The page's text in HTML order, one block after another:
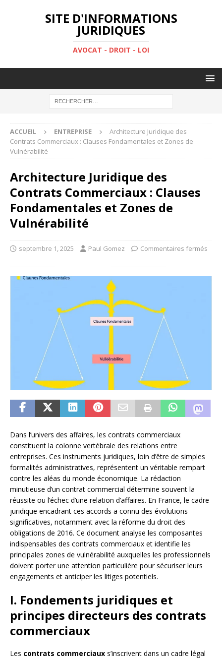
SITE D'INFORMATIONS
JURIDIQUES
AVOCAT - DROIT - LOI
ACCUEIL ENTREPRISE
Architecture Juridique des
Contrats Commerciaux : Clauses Fondamentales et Zones de
Vulnérabilité
Architecture Juridique des
Contrats Commerciaux : Clauses
Fondamentales et Zones de
Vulnérabilité
septembre 1, 2025 Paul Gomez Commentaires fermés
Dans l’univers des affaires, les contrats commerciaux
constituent la colonne vertébrale des relations entre
entreprises. Ces instruments juridiques, loin d’être de simples
formalités administratives, représentent un véritable rempart
contre les aléas du monde économique. La rédaction
minutieuse d’un contrat commercial détermine souvent la
réussite ou l’échec d’une relation d’affaires. En France, le cadre
juridique encadrant ces accords a connu des évolutions
significatives, notamment avec la réforme du droit des
obligations de 2016. Ce document analyse les composantes
indispensables des contrats commerciaux et identifie les
principales zones de vulnérabilité auxquelles les professionnels
doivent porter une attention particulière pour sécuriser leurs
engagements et anticiper les litiges potentiels.
I. Fondements juridiques et
principes directeurs des contrats
commerciaux
Les contrats commerciaux s’inscrivent dans un cadre légal